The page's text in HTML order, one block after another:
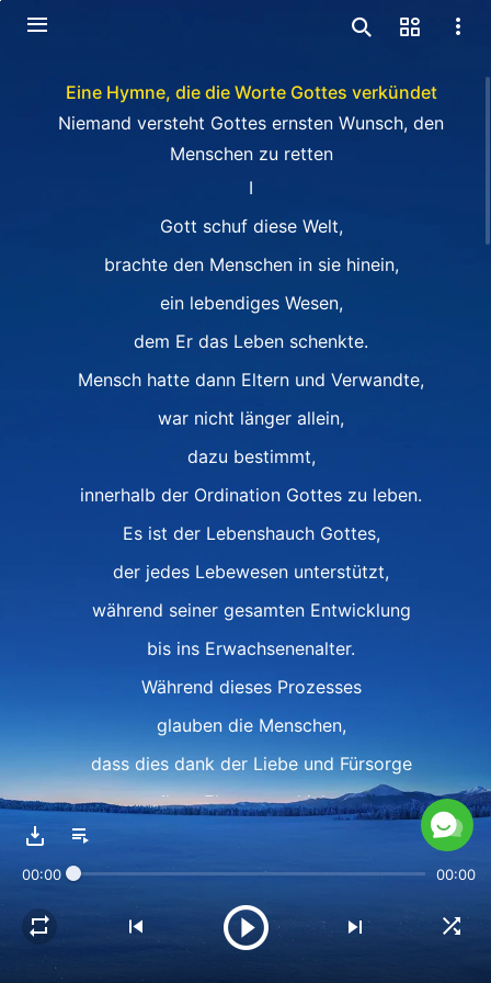
Eine Hymne, die die Worte Gottes verkündet
Niemand versteht Gottes ernsten Wunsch, den
Menschen zu retten
Ⅰ
Gott schuf diese Welt,
brachte den Menschen in sie hinein,
ein lebendiges Wesen,
dem Er das Leben schenkte.
Mensch hatte dann Eltern und Verwandte,
war nicht länger allein,
dazu bestimmt,
innerhalb der Ordination Gottes zu leben.
Es ist der Lebenshauch Gottes,
der jedes Lebewesen unterstützt,
während seiner gesamten Entwicklung
bis ins Erwachsenenalter.
Während dieses Prozesses
glauben die Menschen,
dass dies dank der Liebe und Fürsorge
ihrer Eltern geschieht.
um den Sich Gott Tag und Nacht kümmert,
übernimmt die Initiative, Ihm zu huldigen.
Gott arbeitet wie geplant weiter am Menschen,
00:00 00:00